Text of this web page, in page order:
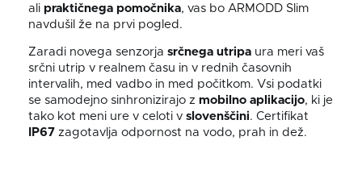
ali praktičnega pomočnika, vas bo ARMODD Slim
navdušil že na prvi pogled.
Zaradi novega senzorja srčnega utripa ura meri vaš
srčni utrip v realnem času in v rednih časovnih
intervalih, med vadbo in med počitkom. Vsi podatki
se samodejno sinhronizirajo z mobilno aplikacijo, ki je
tako kot meni ure v celoti v slovenščini. Certifikat
IP67 zagotavlja odpornost na vodo, prah in dež.